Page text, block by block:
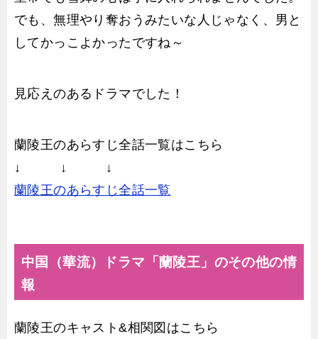
でも、無理やり奪おうみたいな人じゃなく、男と
してかっこよかったですね～
見応えのあるドラマでした！
蘭陵王のあらすじ全話一覧はこちら
↓ ↓ ↓
蘭陵王のあらすじ全話一覧
中国（華流）ドラマ「蘭陵王」のその他の情
報
蘭陵王のキャスト&相関図はこちら